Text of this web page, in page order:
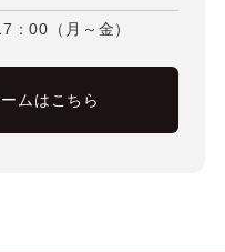
：00（月～金）
ムはこちら